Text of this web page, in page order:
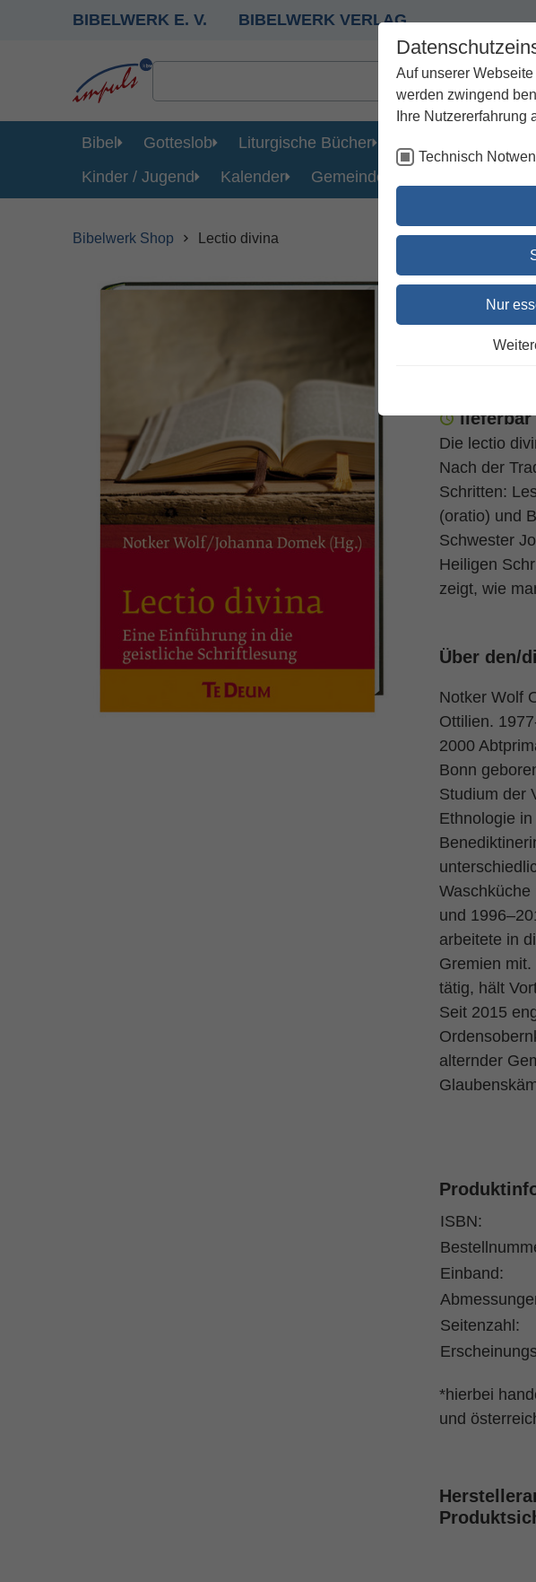
Auf unserer
werden zwingend
Ihre Nutzererfahrung
Technisch
Nur
BIBELWERK E. V. BIBELWERK VERLAG
Bibel Gotteslob Liturgische Bücher
Kinder / Jugend
Kalender Gemeinde
Bibelwerk Shop Lectio divina
Lectio
Dr. Notker
lieferbar
Die lectio
Nach der
Schritten:
(oratio) und
Schwester
Heiligen
zeigt, wie
Über den/
Notker Wolf
Ottilien.
2000
Bonn
Studium der
Ethnologie
Waschküche
und
arbeitete in
Gremien
tätig, hält
Seit 2015
alternder
ISBN:
Einband:
Seitenzahl:
*hierbei
und